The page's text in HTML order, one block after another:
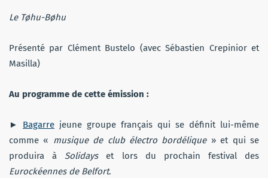
Le Tøhu-Bøhu
Présenté par Clément Bustelo (avec Sébastien Crepinior et
Masilla)
Au programme de cette émission :
► Bagarre jeune groupe français qui se définit lui-même
comme « musique de club électro bordélique» et qui se
produira à Solidayset lors du prochain festival des
Eurockéennes de Belfort.